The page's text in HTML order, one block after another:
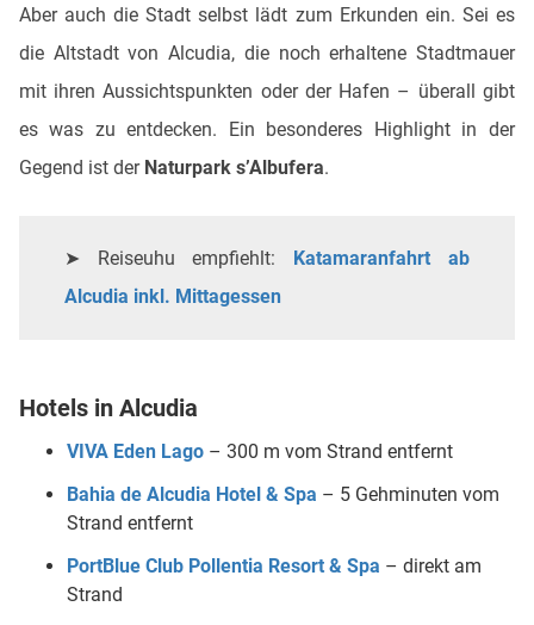
Aber auch die Stadt selbst lädt zum Erkunden ein. Sei es
die Altstadt von Alcudia, die noch erhaltene Stadtmauer
mit ihren Aussichtspunkten oder der Hafen – überall gibt
es was zu entdecken. Ein besonderes Highlight in der
Gegend ist der Naturpark s’Albufera.
➤ Reiseuhu empfiehlt: Katamaranfahrt ab
Alcudia inkl. Mittagessen
Hotels in Alcudia
VIVA Eden Lago – 300 m vom Strand entfernt
Bahia de Alcudia Hotel & Spa – 5 Gehminuten vom
Strand entfernt
PortBlue Club Pollentia Resort & Spa – direkt am
Strand